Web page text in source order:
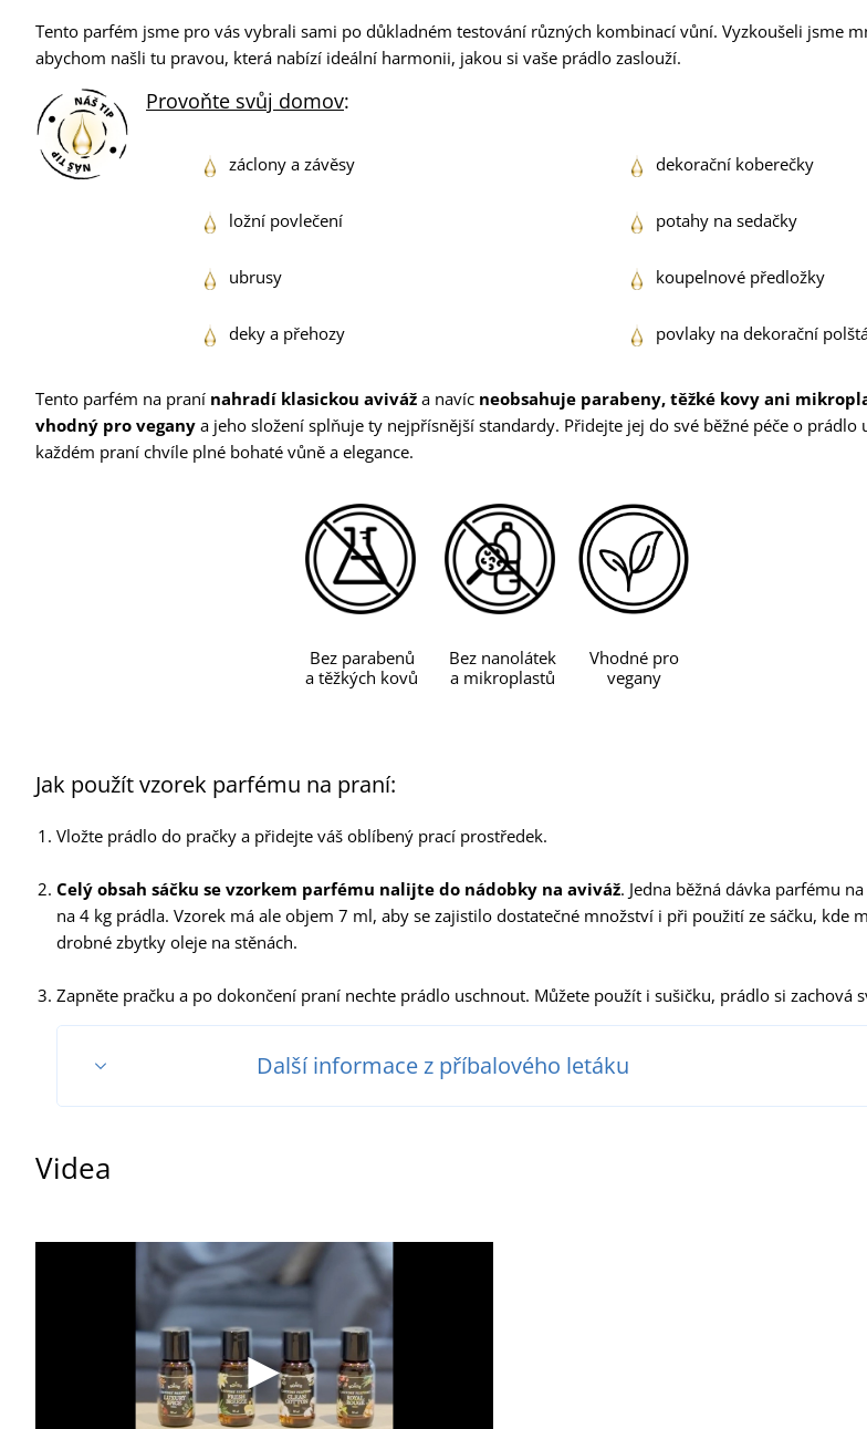
Tento parfém jsme pro vás vybrali sami po důkladném testování různých kombinací vůní. Vyzkoušeli jsme
abychom našli tu pravou, která nabízí ideální harmonii, jakou si vaše prádlo zaslouží.
Provoňte svůj domov:
záclony a závěsy dekorační koberečky
ložní povlečení potahy na sedačky
ubrusy koupelnové předložky
deky a přehozy povlaky na dekorační
Tento parfém na praní nahradí klasickou aviváž a navíc neobsahuje parabeny, těžké kovy ani
vhodný pro vegany a jeho složení splňuje ty nejpřísnější standardy. Přidejte jej do své běžné péče o prádlo
každém praní chvíle plné bohaté vůně a elegance.
Bez parabenů
a těžkých kovů
Bez nanolátek
a mikroplastů
Vhodné pro
vegany
Jak použít vzorek parfému na praní:
Vložte prádlo do pračky a přidejte váš oblíbený prací prostředek.
Celý obsah sáčku se vzorkem parfému nalijte do nádobky na aviváž. Jedna běžná dávka parfému
na 4 kg prádla. Vzorek má ale objem 7 ml, aby se zajistilo dostatečné množství i při použití ze sáčku, kde
drobné zbytky oleje na stěnách.
Zapněte pračku a po dokončení praní nechte prádlo uschnout. Můžete použít i sušičku, prádlo si zachová
Další informace z příbalového letáku
vody do 60 °C. Při vyšších teplotách vody hrozí poškození plastových součástí spotřebiče.
organismy, s dlouhodobými účinky. Uchovávejte mimo dosah dětí. Zabraňte uvolnění do životního
STYKU S KŮŽÍ: Omyjte velkým množstvím vody a mýdla. Při podráždění kůže nebo vyrážce: Vyhledejte
pomoc/ošetření. PŘI ZASAŽENÍ OČÍ: Několik minut opatrně vyplachujte vodou. Vyjměte kontaktní čočky,
nasazeny a pokud je lze vyjmout snadno. Pokračujte ve vyplachování. Přetrvává-li podráždění očí:
pomoc/ošetření. Odstraňte obsah/obal podle platných předpisů. Obsahuje: Reakční směs 1-
2,3,8,8-tetramethyl-2-naftyl)ethan-1-on a 1-(1,2,3,4,6,7,8,8a-oktahydro-2,3,8,8-tetramethyl-2-naftyl)ethan-
(1,2,3,5,6,7,8,8a-oktahydro-2,3,8,8-tetramethyl-2-naftyl)ethan-1-on; d-limonen; linalool; 6,7-dihydro-
Videa